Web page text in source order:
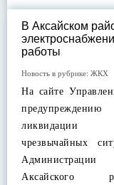
В Аксайском
работы
Новость в рубрике: ЖКХ
На сайте
ликвидации
чрезвычайных
Администрации
Аксайского